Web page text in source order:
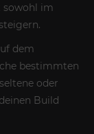
sowohl im
dem
bestimmten
oder
Build